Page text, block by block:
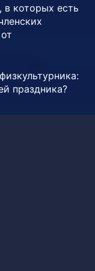
которых есть
праздника?